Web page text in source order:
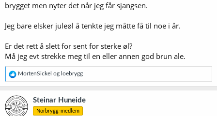
brygget men nyter det når jeg får sjangsen.
Jeg bare elsker juleøl å tenkte jeg måtte få til noe i år.
Er det rett å slett for sent for sterke øl?
Må jeg evt strekke meg til en eller annen god brun ale.
R
e
a
k
s
j
MortenSickel og loebrygg
Steinar Huneide
Norbrygg-medlem